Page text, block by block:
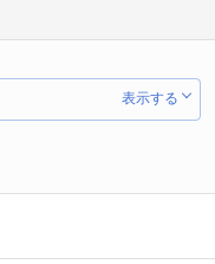
表示する